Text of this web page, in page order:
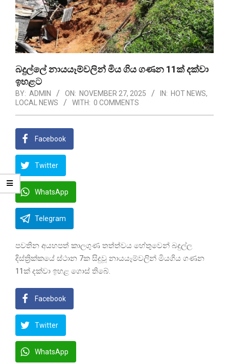
බදුල්ලේ නායයෑම්වලින් මිය ගිය ගණන 11ක් දක්වා
ඉහළට
BY: ADMIN ON: NOVEMBER 27, 2025 IN: HOT NEWS,
LOCAL NEWS
WITH: 0 COMMENTS
Facebook
Twitter
WhatsApp
Telegram
පවතින අයහපත් කාලගුණ තත්ත්වය හේතුවෙන් බදුල්ල
දිස්ත්‍රික්කයේ ස්ථාන 7ක සිදුවූ නායයෑම්වලින් මියගිය ගණන
11ක් දක්වා ඉහළ ගොස් තිබේ.
Facebook
Twitter
WhatsApp